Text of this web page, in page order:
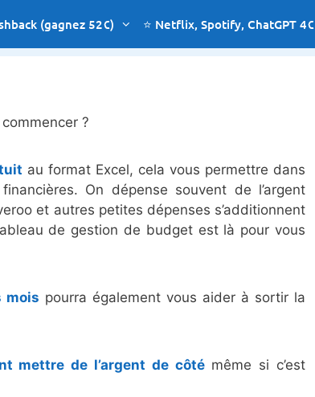
(gagnez 52€) ⭐ Netflix, Spotify, ChatGPT 4€
?
au format Excel, cela vous permettre dans
On dépense souvent de l’argent
et autres petites dépenses s’additionnent
de gestion de budget est là pour vous
mois pourra également vous aider à sortir la
mettre de l’argent de côtémême si c’est